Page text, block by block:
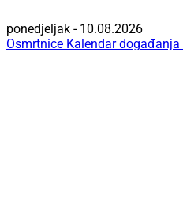
ponedjeljak - 10.08.2026
Osmrtnice Kalendar događanja